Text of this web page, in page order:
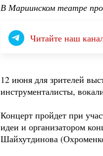
В Мариинском театре
Читайте наш
12 июня для зрителей
инструменталисты,
Концерт пройдет при
идеи и организатором
Шайхутдинова